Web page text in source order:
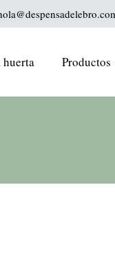
huerta Productos